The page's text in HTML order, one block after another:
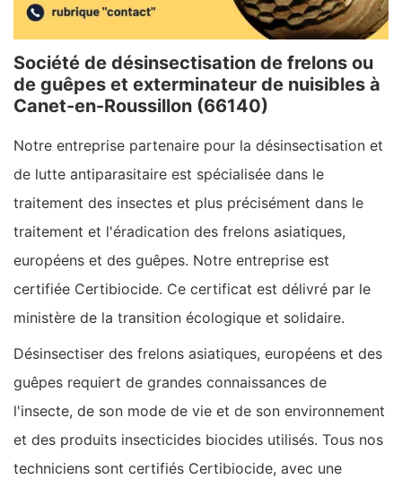
Société de désinsectisation de frelons ou
de guêpes et exterminateur de nuisibles à
Canet-en-Roussillon (66140)
Notre entreprise partenaire pour la désinsectisation et
de lutte antiparasitaire est spécialisée dans le
traitement des insectes et plus précisément dans le
traitement et l'éradication des frelons asiatiques,
européens et des guêpes. Notre entreprise est
certifiée Certibiocide. Ce certificat est délivré par le
ministère de la transition écologique et solidaire.
Désinsectiser des frelons asiatiques, européens et des
guêpes requiert de grandes connaissances de
l'insecte, de son mode de vie et de son environnement
et des produits insecticides biocides utilisés. Tous nos
techniciens sont certifiés Certibiocide, avec une